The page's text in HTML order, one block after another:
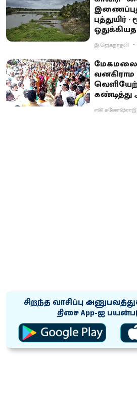
இணைப்புத்
புத்துயிர்
ஏமாற்றம்
இ.ஜெகநாதன்
என்.கணேஷ்ராஜ்
சிறந்த வாசிப்பு
திசை App-ஐ